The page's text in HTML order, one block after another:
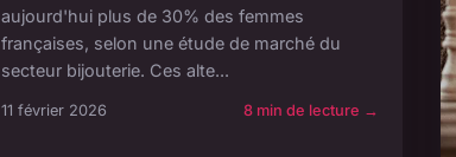
aujourd'hui plus de 30% des femmes
françaises, selon une étude de marché du
secteur bijouterie. Ces alte...
11 février 2026 8 min de lecture →